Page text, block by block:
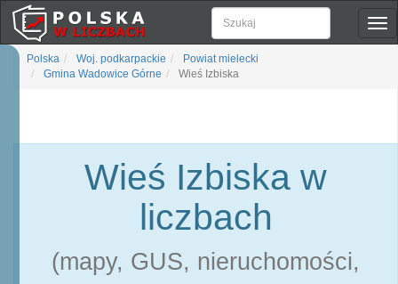
Polska Woj. podkarpackie
Powiat mielecki
Gmina Wadowice Górne
Wieś Izbiska
Wieś Izbiska w
liczbach
(mapy, GUS, nieruchomości,